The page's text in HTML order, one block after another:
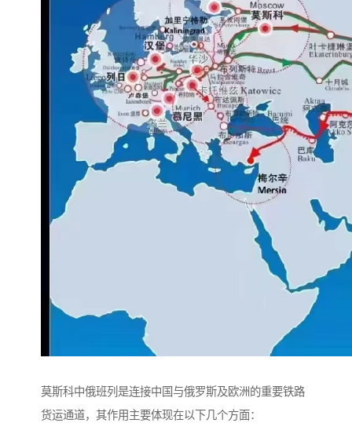
莫斯科中俄班列是连接中国与俄罗斯及欧洲的重要铁路
货运通道，其作用主要体现在以下几个方面：